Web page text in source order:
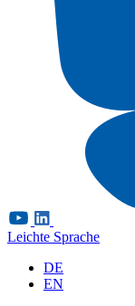
Leichte Sprache
DE
EN